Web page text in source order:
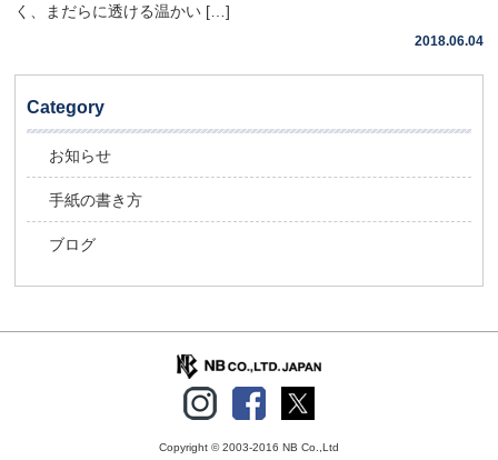
く、まだらに透ける温かい […]
2018.06.04
Category
お知らせ
手紙の書き方
ブログ
Copyright © 2003-2016 NB Co.,Ltd